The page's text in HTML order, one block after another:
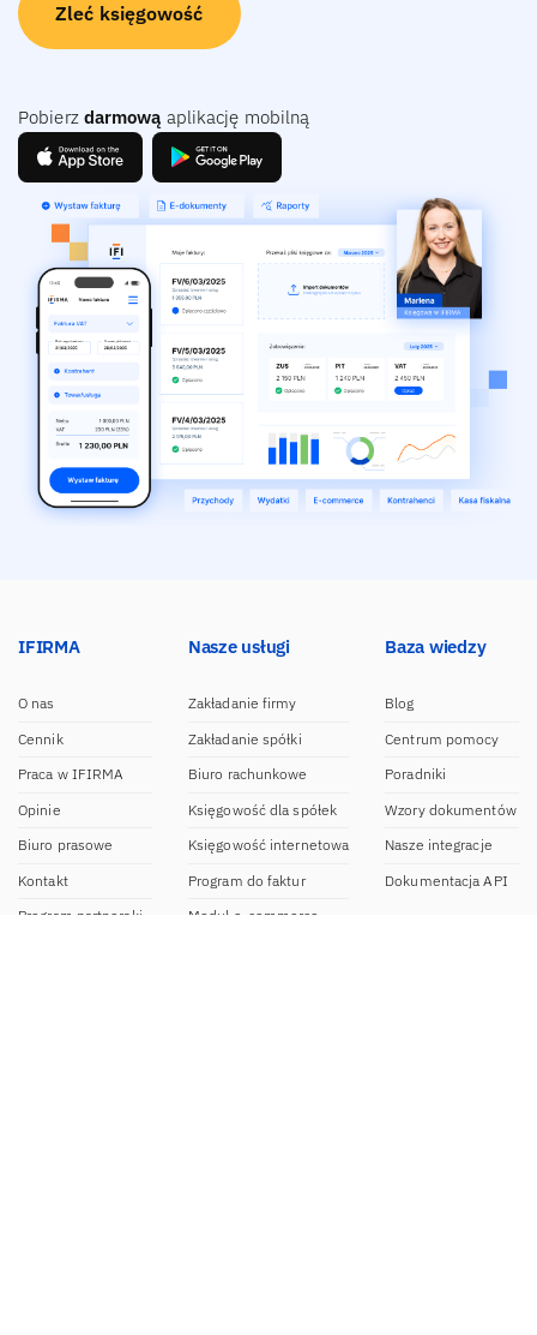
Zleć księgowość
Pobierz darmową aplikację mobilną
IFIRMA
O nas
Cennik
Praca w IFIRMA
Opinie
Biuro prasowe
Kontakt
Program partnerski
Nasze usługi
Zakładanie firmy
Zakładanie spółki
Biuro rachunkowe
Księgowość dla spółek
Księgowość internetowa
Program do faktur
Moduł e-commerce
Baza wiedzy
Blog
Centrum pomocy
Poradniki
Wzory dokumentów
Nasze integracje
Dokumentacja API